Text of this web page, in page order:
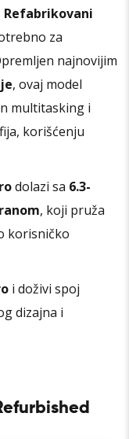
Refabrikovani
za
najnovijim
, ovaj model
multitasking i
korišćenju
dolazi sa 6.3-
, koji pruža
korisničko
i doživi spoj
dizajna i